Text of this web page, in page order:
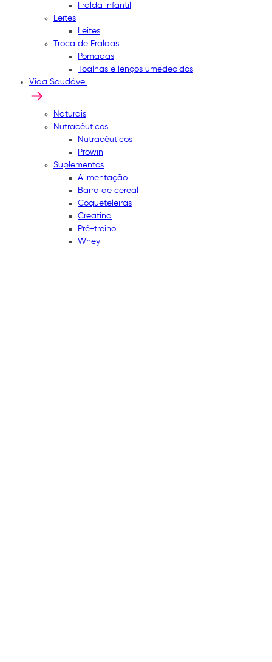
Fralda infantil
Leites
Leites
Troca de Fraldas
Pomadas
Toalhas e lenços umedecidos
Vida Saudável
Naturais
Nutracêuticos
Nutracêuticos
Prowin
Suplementos
Alimentação
Barra de cereal
Coqueteleiras
Creatina
Pré-treino
Whey